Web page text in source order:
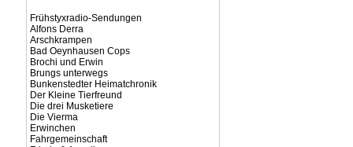
Frühstyxradio-Sendungen
Alfons Derra
Arschkrampen
Bad Oeynhausen Cops
Brochi und Erwin
Brungs unterwegs
Bunkenstedter Heimatchronik
Der Kleine Tierfreund
Die drei Musketiere
Die Vierma
Erwinchen
Fahrgemeinschaft